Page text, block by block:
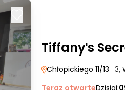
Tiffanyˈs
Chłopickiego 11/13 | 3,
Teraz otwarteDzisiaj: